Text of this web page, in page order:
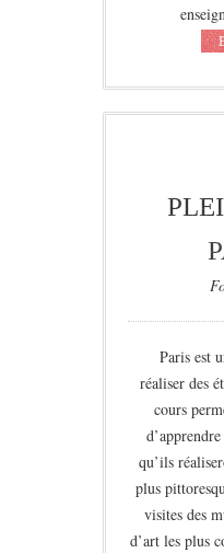
Paris est
réaliser des
cours
qu’ils
plus
visites des
d’art les plus